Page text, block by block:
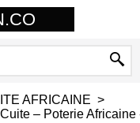
AFRICAINE >
– Poterie Africaine